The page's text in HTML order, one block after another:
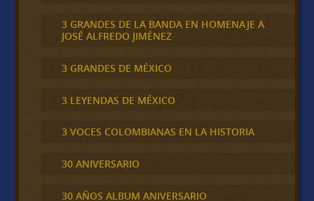
3 GRANDES DE LA BANDA EN HOMENAJE A
JOSÉ ALFREDO JIMÉNEZ
3 GRANDES DE MÉXICO
3 LEYENDAS DE MÉXICO
3 VOCES COLOMBIANAS EN LA HISTORIA
30 ANIVERSARIO
30 AÑOS ALBUM ANIVERSARIO